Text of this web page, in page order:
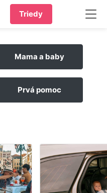
Triedy
Mama a baby
Prvá pomoc